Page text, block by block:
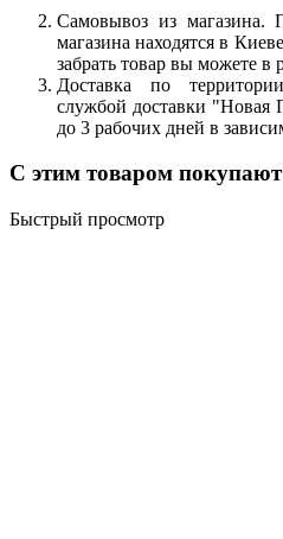
Самовывоз из магазина.
магазина находятся в
забрать товар вы можете в
Доставка по
службой доставки "Новая
до 3 рабочих дней в
С этим товаром покупают
Быстрый просмотр